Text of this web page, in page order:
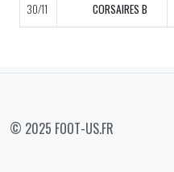
30/11 CORSAIRES B
© 2025 FOOT-US.FR